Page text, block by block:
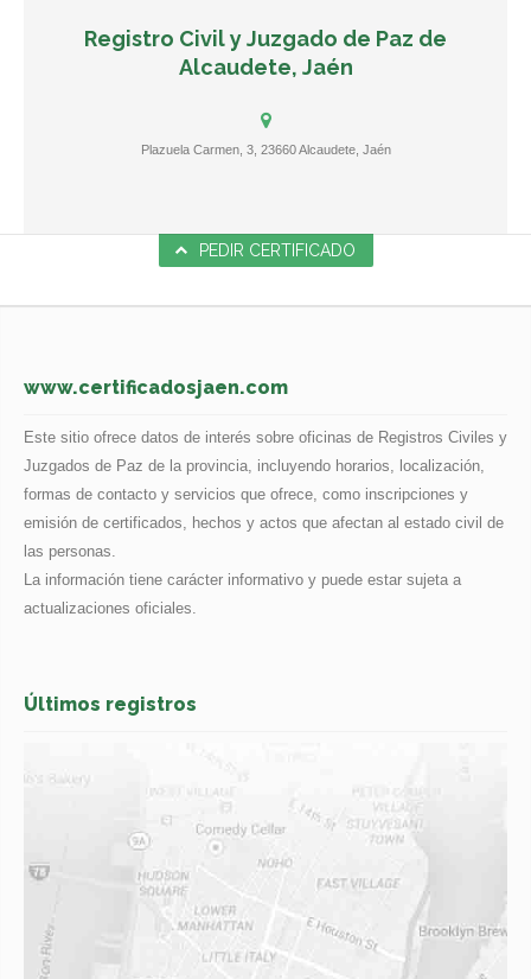
Registro Civil y Juzgado de Paz de
Alcaudete, Jaén
Plazuela Carmen, 3, 23660 Alcaudete, Jaén
PEDIR CERTIFICADO
www.certificadosjaen.com
Este sitio ofrece datos de interés sobre oficinas de Registros Civiles y
Juzgados de Paz de la provincia, incluyendo horarios, localización,
formas de contacto y servicios que ofrece, como inscripciones y
emisión de certificados, hechos y actos que afectan al estado civil de
las personas.
La información tiene carácter informativo y puede estar sujeta a
actualizaciones oficiales.
Últimos registros